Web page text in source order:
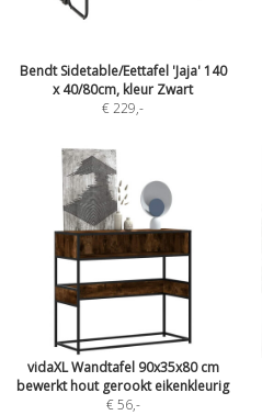
Bendt Sidetable/Eettafel 'Jaja' 140
x 40/80cm, kleur Zwart
€ 229,-
vidaXL Wandtafel 90x35x80 cm
bewerkt hout gerookt eikenkleurig
€ 56,-